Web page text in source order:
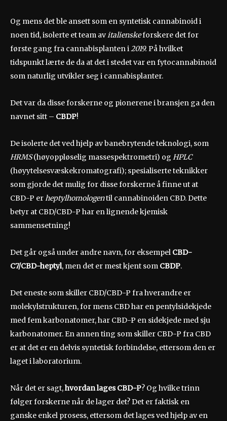
Og mens det ble ansett som en syntetisk cannabinoid i
noen tid, isolerte et team avitalienskeforskere det for
første gang fra cannabisplanten i2019. På hvilket
tidspunkt lærte de da at det i stedet var en fytocannabinoid
som naturlig utvikler seg i cannabisplanter.
Det var da disse forskerne og pionerene i bransjen ga den
navnet sitt – CBDP!
De isolerte det ved hjelp av banebrytende teknologi, som
HRMS(høyoppløselig massespektrometri) og HPLC
(høyytelsesvæskekromatografi); spesialiserte teknikker
som gjorde det mulig for disse forskerne å finne ut at
CBD-P erheptylhomologentil cannabinoiden CBD. Dette
betyr at CBD/CBD-P har en lignende kjemisk
sammensetning!
Det går også under andre navn, for eksempel CBD-
C7/CBD-heptyl, men det er mest kjent som CBDP.
Det eneste som skiller CBD/CBD-P fra hverandre er
molekylstrukturen, for mens CBD har en pentylsidekjede
med fem karbonatomer, har CBD-P en sidekjede med sju
karbonatomer. En annen ting som skiller CBD-P fra CBD
er at det er en delvis syntetisk forbindelse, ettersom den er
laget i laboratorium.
Når det er sagt,hvordan lages CBD-P? Og hvilke trinn
følger forskerne når de lager det? Det er faktisk en
ganske enkel prosess, ettersom det lages ved hjelp av en